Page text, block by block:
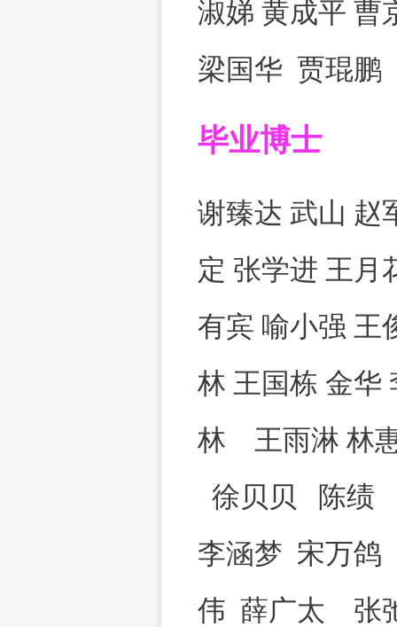
淑娣 黄成平 曹
梁国华 贾琨鹏
毕业博士
谢臻达 武山 赵
定 张学进 王月
有宾 喻小强 王
林 王国栋 金华
林 王雨淋 林
徐贝贝 陈绩
李涵梦 宋万
伟 薛广太 张